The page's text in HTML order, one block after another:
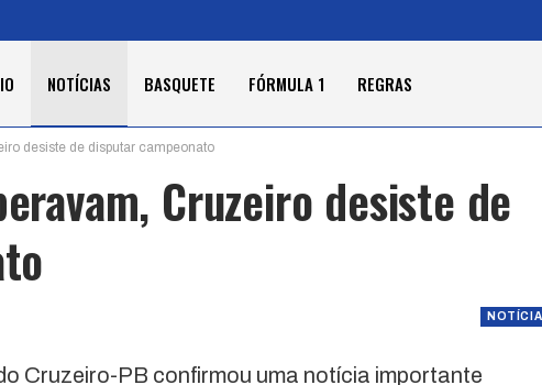
NOTÍCIAS BASQUETE FÓRMULA 1 REGRAS
desiste de disputar campeonato
Cruzeiro desiste de
Cruzeiro-PB confirmou uma notícia importante